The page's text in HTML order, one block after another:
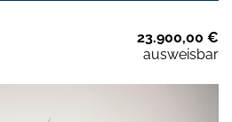
23.900,00 €
ausweisbar